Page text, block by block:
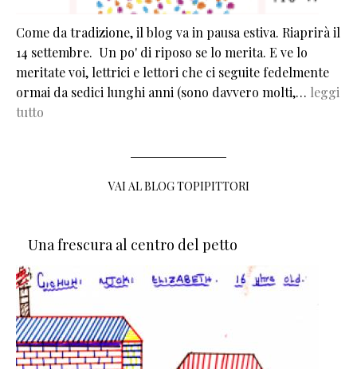
Come da tradizione, il blog va in pausa estiva. Riaprirà il
14 settembre. Un po' di riposo se lo merita. E ve lo
meritate voi, lettrici e lettori che ci seguite fedelmente
ormai da sedici lunghi anni (sono davvero molti,… leggi
tutto
VAI AL BLOG TOPIPITTORI
Una frescura al centro del petto